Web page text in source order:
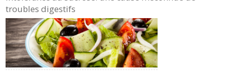
troubles digestifs